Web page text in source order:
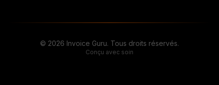
© 2026 Invoice Guru. Tous droits réservés.
Conçu avec soin